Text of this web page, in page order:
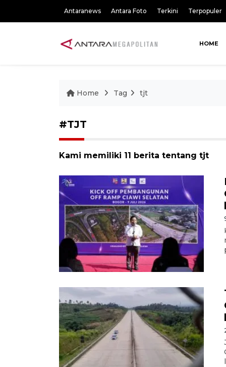
Antaranews Antara Foto Terkini Terpopuler
HOME
Home Tag tjt
#TJT
Kami memiliki 11 berita tentang tjt